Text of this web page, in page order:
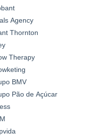
Agency
Thornton
Therapy
BMV
Pão de Açúcar